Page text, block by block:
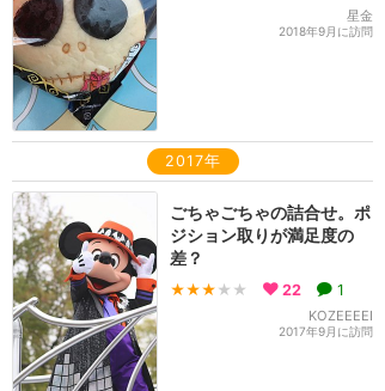
星金
2018年9月に訪問
2017年
ごちゃごちゃの詰合せ。ポ
ジション取りが満足度の
差？
★★★ ★★ 22 1
KOZEEEEI
2017年9月に訪問